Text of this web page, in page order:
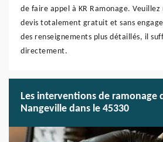
de faire appel à KR Ramonage.
devis totalement gratuit et sans
des renseignements plus détaillés, il
directement.
Les interventions de ramonage
Nangeville dans le 45330